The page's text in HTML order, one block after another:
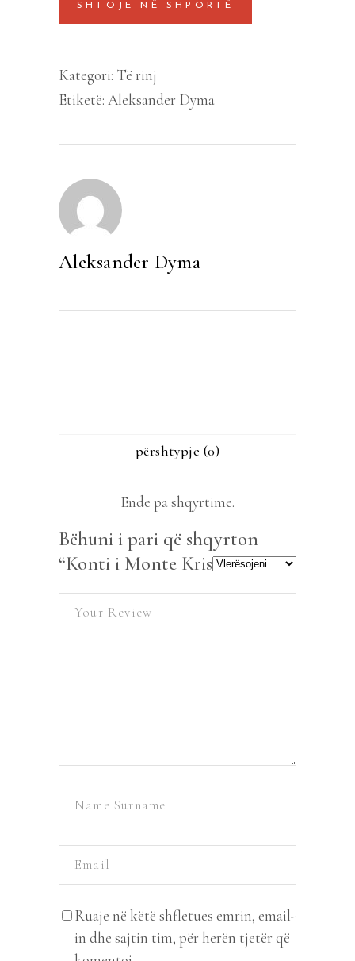
Kristos
SHTOJE NË SHPORTË
Kategori: Të rinj
Etiketë: Aleksander Dyma
Aleksander Dyma
përshtypje (0)
Ende pa shqyrtime.
Bëhuni i pari që shqyrton
“Konti i Monte Kristos”
Ruaje në këtë shfletues emrin, email-
in dhe sajtin tim, për herën tjetër që